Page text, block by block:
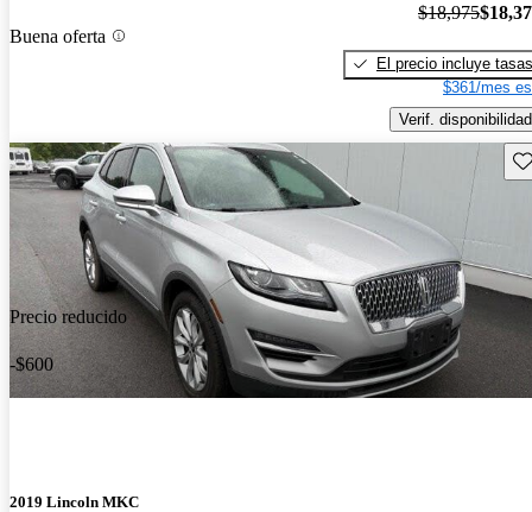
Buena oferta
$18,975
El precio incluye tasas
$361/mes
Verif. disponibilidad
Precio reducido
-$600
2019 Lincoln MKC